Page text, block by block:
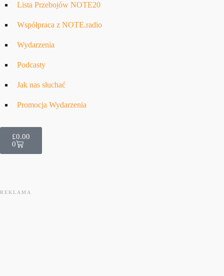
Lista Przebojów NOTE20
Współpraca z NOTE.radio
Wydarzenia
Podcasty
Jak nas słuchać
Promocja Wydarzenia
£0.00
0